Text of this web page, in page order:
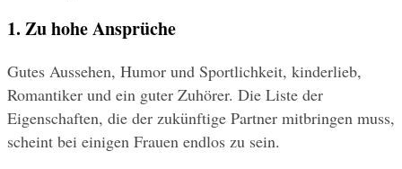
1. Zu hohe Ansprüche
Gutes Aussehen, Humor und Sportlichkeit, kinderlieb,
Romantiker und ein guter Zuhörer. Die Liste der
Eigenschaften, die der zukünftige Partner mitbringen muss,
scheint bei einigen Frauen endlos zu sein.